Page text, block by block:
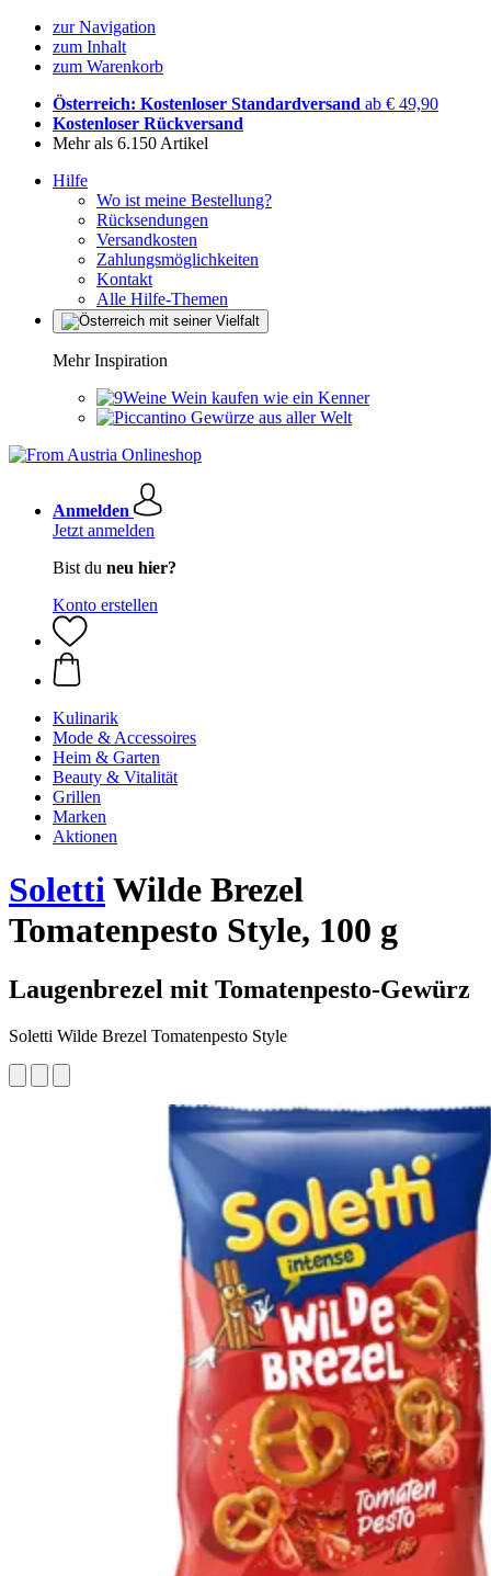
zur Navigation
zum Inhalt
zum Warenkorb
Österreich: Kostenloser Standardversand ab € 49,90
Kostenloser Rückversand
Mehr als 6.150 Artikel
Hilfe
Wo ist meine Bestellung?
Rücksendungen
Versandkosten
Zahlungsmöglichkeiten
Kontakt
Alle Hilfe-Themen
Mehr Inspiration
Wein kaufen wie ein Kenner
Gewürze aus aller Welt
Anmelden
Jetzt anmelden
Bist du neu hier?
Konto erstellen
Kulinarik
Mode & Accessoires
Heim & Garten
Beauty & Vitalität
Grillen
Marken
Aktionen
SolettiWilde Brezel
Tomatenpesto Style, 100 g
Laugenbrezel mit Tomatenpesto-Gewürz
Soletti Wilde Brezel Tomatenpesto Style